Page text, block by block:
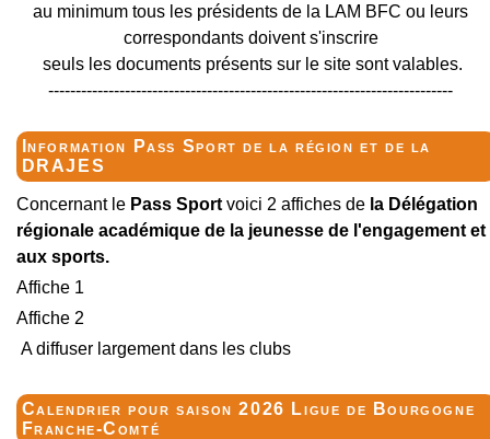
au minimum tous les présidents de la LAM BFC ou leurs
correspondants doivent s'inscrire
seuls les documents présents sur le site sont valables.
--------------------------------------------------------------------------
Information Pass Sport de la région et de la
DRAJES
Concernant lePass Sportvoici 2 affiches dela Délégation
régionale académique de la jeunesse de l'engagement et
aux sports.
Affiche 1
Affiche 2
A diffuser largement dans les clubs
Calendrier pour saison 2026 Ligue de Bourgogne
Franche-Comté